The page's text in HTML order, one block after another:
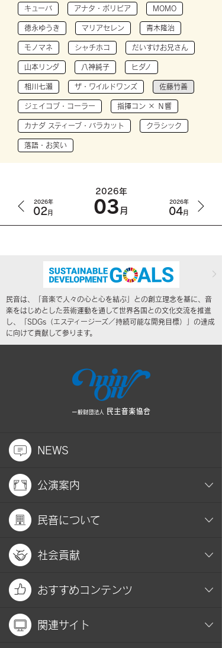
キューバ アナタ・ボリビア MOMO
徳永ゆうき マリアセレン 青木隆治
モノマネ シャチホコ だいすけお兄さん
山本リンダ 八神純子 ヒダノ
相川七瀬 ザ・ワイルドワンズ 佐藤竹善
ジェイコブ・コーラー 指揮コン × Ｎ響
カナダ スティーブ・バラカット クラシック
落語・お笑い
2026年
02月
2026年
03 月
2026年
04月
民音は、「音楽で人々の心と心を結ぶ」との創立理念を基に、音
楽をはじめとした芸術運動を通して世界各国との文化交流を推進
し、「SDGs（エスディージーズ／持続可能な開発目標）」の達成
に向けて貢献して参ります。
NEWS
公演案内
民音について
社会貢献
おすすめコンテンツ
関連サイト